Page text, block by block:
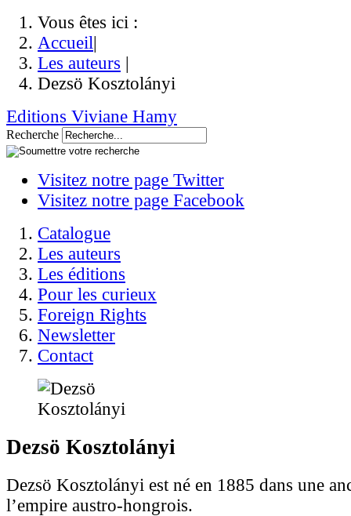
Vous êtes ici :
Accueil|
Les auteurs |
Dezsö Kosztolányi
Editions Viviane Hamy
Recherche
Visitez notre page Twitter
Visitez notre page Facebook
Catalogue
Les auteurs
Les éditions
Pour les curieux
Foreign Rights
Newsletter
Contact
Dezsö Kosztolányi
Dezsö Kosztolányi est né en 1885 dans une
l’empire austro-hongrois.